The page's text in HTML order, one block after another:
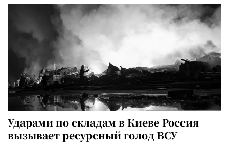
Ударами по складам в Киеве Россия
вызывает ресурсный голод ВСУ